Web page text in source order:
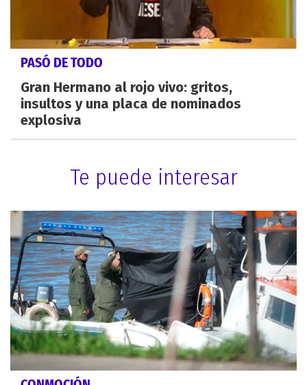
PASÓ DE TODO
Gran Hermano al rojo vivo: gritos,
insultos y una placa de nominados
explosiva
Te puede interesar